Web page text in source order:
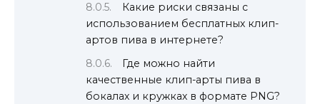
Какие риски связаны с
использованием бесплатных клип-
артов пива в интернете?
Где можно найти
качественные клип-арты пива в
бокалах и кружках в формате PNG?